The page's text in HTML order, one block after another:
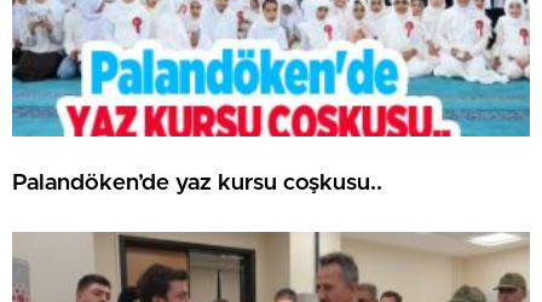
Palandöken’de yaz kursu coşkusu..